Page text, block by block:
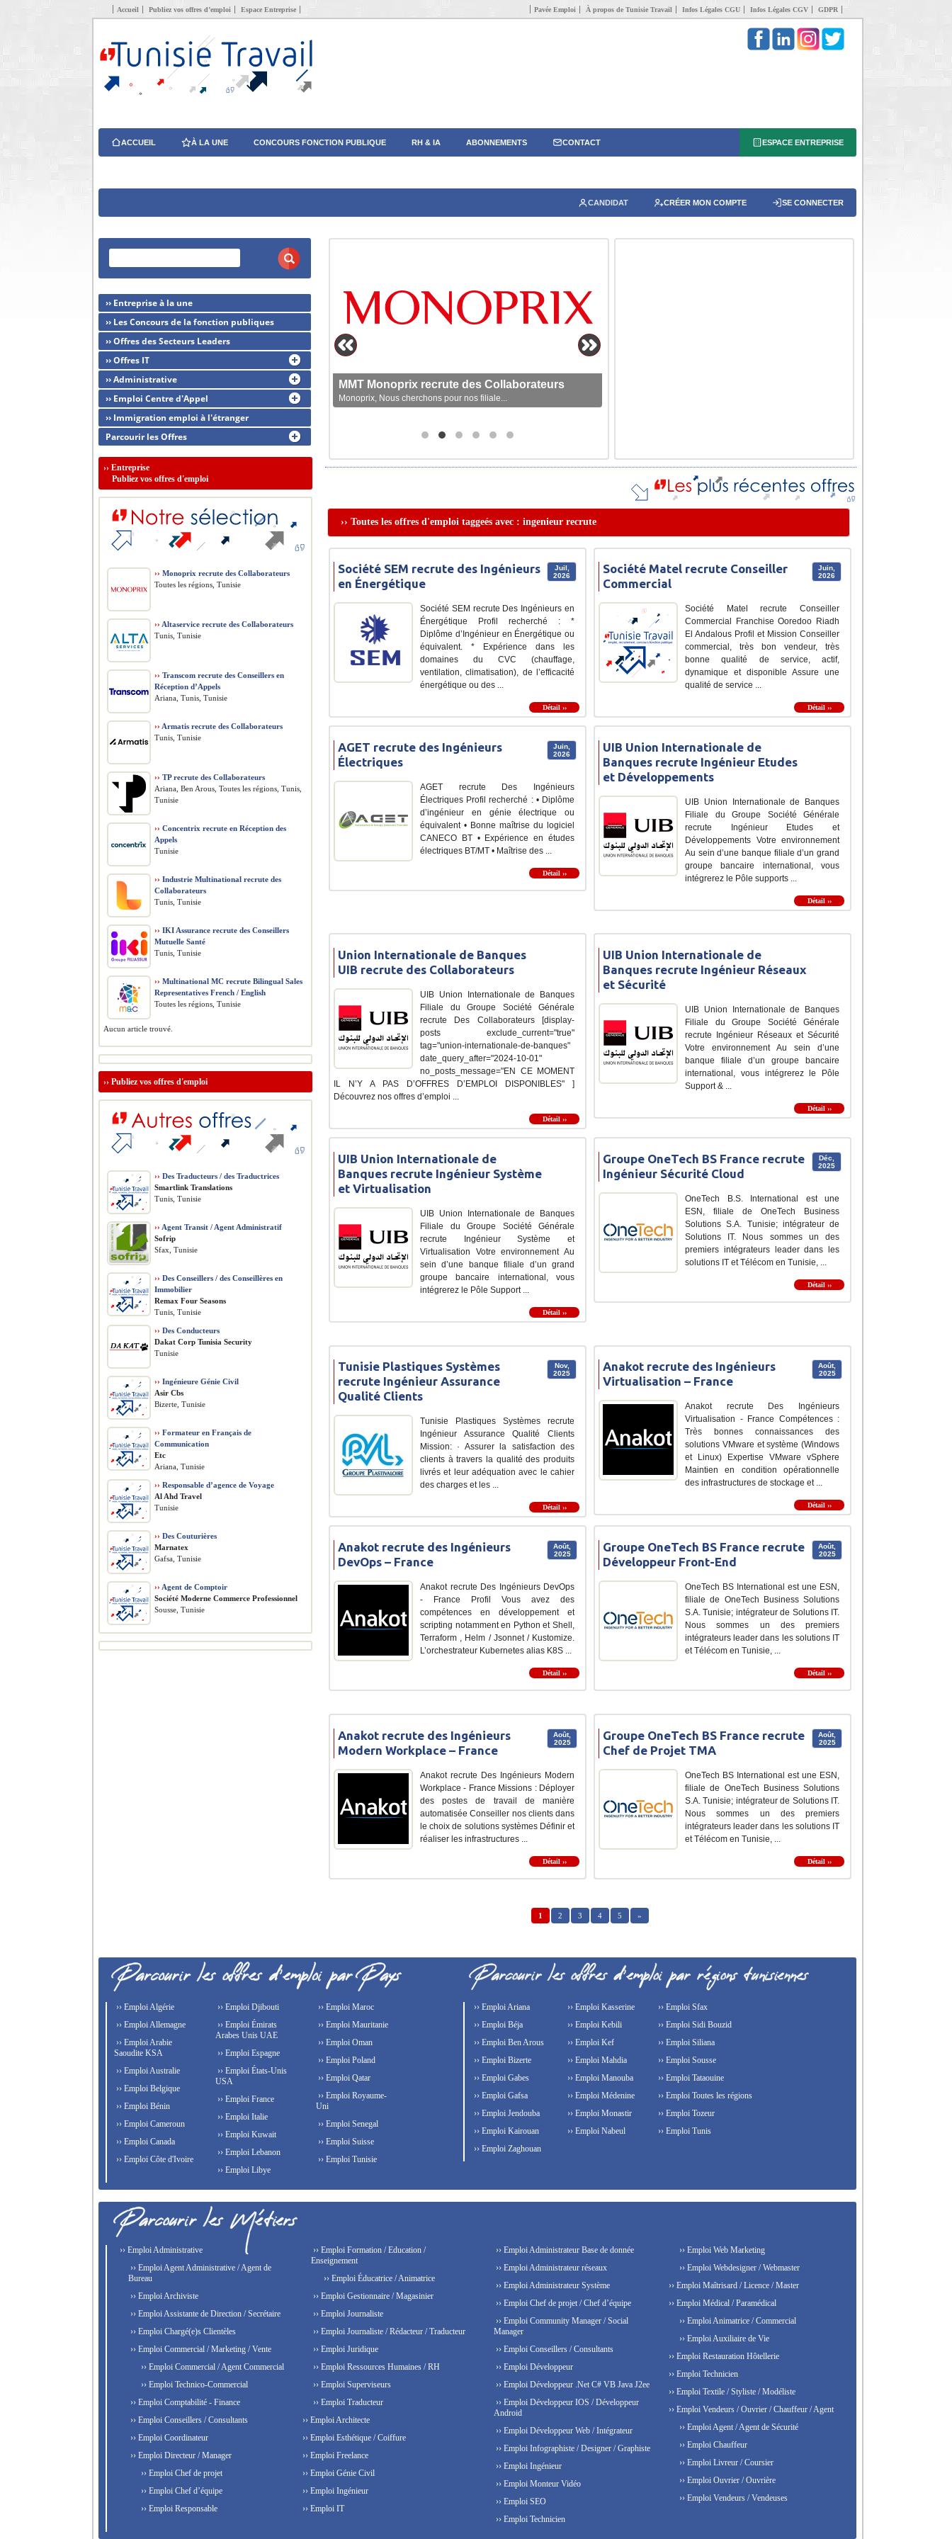
Accueil Publiez vos offres d’emploi Espace Entreprise Pavée Emploi À propos de Tunisie Travail Infos Légales CGU Infos Légales CGV GDPR
ACCUEIL À LA UNE CONCOURS FONCTION PUBLIQUE RH & IA ABONNEMENTS CONTACT ESPACE ENTREPRISE
CANDIDAT CRÉER MON COMPTE SE CONNECTER
MMT Monoprix recrute des Collaborateurs
Monoprix, Nous cherchons pour nos filiale...
›› Toutes les offres d'emploi taggeés avec : ingenieur recrute
Juil,
2026
Société SEM recrute des Ingénieurs
en Énergétique
Société SEM recrute Des Ingénieurs en
Énergétique Profil recherché : *
Diplôme d’Ingénieur en Énergétique ou
équivalent. * Expérience dans les
domaines du CVC (chauffage,
ventilation, climatisation), de l’efficacité
énergétique ou des ...
Détail ››
Juin,
2026
Société Matel recrute Conseiller
Commercial
Société Matel recrute Conseiller
Commercial Franchise Ooredoo Riadh
El Andalous Profil et Mission Conseiller
commercial, très bon vendeur, très
bonne qualité de service, actif,
dynamique et disponible Assure une
qualité de service ...
Détail ››
Juin,
2026
AGET recrute des Ingénieurs
Électriques
AGET recrute Des Ingénieurs
Électriques Profil recherché : • Diplôme
d’ingénieur en génie électrique ou
équivalent • Bonne maîtrise du logiciel
CANECO BT • Expérience en études
électriques BT/MT • Maîtrise des ...
Détail ››
UIB Union Internationale de
Banques recrute Ingénieur Etudes
et Développements
UIB Union Internationale de Banques
Filiale du Groupe Société Générale
recrute Ingénieur Etudes et
Développements Votre environnement
Au sein d’une banque filiale d’un grand
groupe bancaire international, vous
intégrerez le Pôle supports ...
Détail ››
Union Internationale de Banques
UIB recrute des Collaborateurs
UIB Union Internationale de Banques
Filiale du Groupe Société Générale
recrute Des Collaborateurs [display-
posts exclude_current="true"
tag="union-internationale-de-banques"
date_query_after="2024-10-01"
no_posts_message="EN CE MOMENT
IL N’Y A PAS D’OFFRES D’EMPLOI DISPONIBLES" ]
Découvrez nos offres d’emploi ...
Détail ››
UIB Union Internationale de
Banques recrute Ingénieur Réseaux
et Sécurité
UIB Union Internationale de Banques
Filiale du Groupe Société Générale
recrute Ingénieur Réseaux et Sécurité
Votre environnement Au sein d’une
banque filiale d’un groupe bancaire
international, vous intégrerez le Pôle
Support & ...
Détail ››
UIB Union Internationale de
Banques recrute Ingénieur Système
et Virtualisation
UIB Union Internationale de Banques
Filiale du Groupe Société Générale
recrute Ingénieur Système et
Virtualisation Votre environnement Au
sein d’une banque filiale d’un grand
groupe bancaire international, vous
intégrerez le Pôle Support ...
Détail ››
Déc,
2025
Groupe OneTech BS France recrute
Ingénieur Sécurité Cloud
OneTech B.S. International est une
ESN, filiale de OneTech Business
Solutions S.A. Tunisie; intégrateur de
Solutions IT. Nous sommes un des
premiers intégrateurs leader dans les
solutions IT et Télécom en Tunisie, ...
Détail ››
Nov,
2025
Tunisie Plastiques Systèmes
recrute Ingénieur Assurance
Qualité Clients
Tunisie Plastiques Systèmes recrute
Ingénieur Assurance Qualité Clients
Mission: · Assurer la satisfaction des
clients à travers la qualité des produits
livrés et leur adéquation avec le cahier
des charges et les ...
Détail ››
Août,
2025
Anakot recrute des Ingénieurs
Virtualisation – France
Anakot recrute Des Ingénieurs
Virtualisation - France Compétences :
Très bonnes connaissances des
solutions VMware et système (Windows
et Linux) Expertise VMware vSphere
Maintien en condition opérationnelle
des infrastructures de stockage et ...
Détail ››
Août,
2025
Anakot recrute des Ingénieurs
DevOps – France
Anakot recrute Des Ingénieurs DevOps
- France Profil Vous avez des
compétences en développement et
scripting notamment en Python et Shell,
Terraform , Helm / Jsonnet / Kustomize.
L’orchestrateur Kubernetes alias K8S ...
Détail ››
Août,
2025
Groupe OneTech BS France recrute
Développeur Front-End
OneTech BS International est une ESN,
filiale de OneTech Business Solutions
S.A. Tunisie; intégrateur de Solutions IT.
Nous sommes un des premiers
intégrateurs leader dans les solutions IT
et Télécom en Tunisie, ...
Détail ››
Août,
2025
Anakot recrute des Ingénieurs
Modern Workplace – France
Anakot recrute Des Ingénieurs Modern
Workplace - France Missions : Déployer
des postes de travail de manière
automatisée Conseiller nos clients dans
le choix de solutions systèmes Définir et
réaliser les infrastructures ...
Détail ››
Août,
2025
Groupe OneTech BS France recrute
Chef de Projet TMA
OneTech BS International est une ESN,
filiale de OneTech Business Solutions
S.A. Tunisie; intégrateur de Solutions IT.
Nous sommes un des premiers
intégrateurs leader dans les solutions IT
et Télécom en Tunisie, ...
Détail ››
1 2 3 4 5 »
›› Entreprise à la une
›› Les Concours de la fonction publiques
›› Offres des Secteurs Leaders
›› Offres IT
›› Administrative
›› Emploi Centre d'Appel
›› Immigration emploi à l'étranger
Parcourir les Offres
›› Entreprise
Publiez vos offres d'emploi
›› Monoprix recrute des Collaborateurs
Toutes les régions, Tunisie
›› Altaservice recrute des Collaborateurs
Tunis, Tunisie
›› Transcom recrute des Conseillers en
Réception d’Appels
Ariana, Tunis, Tunisie
›› Armatis recrute des Collaborateurs
Tunis, Tunisie
›› TP recrute des Collaborateurs
Ariana, Ben Arous, Toutes les régions, Tunis,
Tunisie
›› Concentrix recrute en Réception des
Appels
Tunisie
›› Industrie Multinational recrute des
Collaborateurs
Tunis, Tunisie
›› IKI Assurance recrute des Conseillers
Mutuelle Santé
Tunis, Tunisie
›› Multinational MC recrute Bilingual Sales
Representatives French / English
Toutes les régions, Tunisie
Aucun article trouvé.
›› Publiez vos offres d'emploi
›› Des Traducteurs / des Traductrices
Smartlink Translations
Tunis, Tunisie
›› Agent Transit / Agent Administratif
Sofrip
Sfax, Tunisie
›› Des Conseillers / des Conseillères en
Immobilier
Remax Four Seasons
Tunis, Tunisie
›› Des Conducteurs
Dakat Corp Tunisia Security
Tunisie
›› Ingénieure Génie Civil
Asir Cbs
Bizerte, Tunisie
›› Formateur en Français de
Communication
Etc
Ariana, Tunisie
›› Responsable d’agence de Voyage
Al Ahd Travel
Tunisie
›› Des Couturières
Marnatex
Gafsa, Tunisie
›› Agent de Comptoir
Société Moderne Commerce Professionnel
Sousse, Tunisie
›› Emploi Algérie
›› Emploi Allemagne
›› Emploi Arabie
Saoudite KSA
›› Emploi Australie
›› Emploi Belgique
›› Emploi Bénin
›› Emploi Cameroun
›› Emploi Canada
›› Emploi Côte d'Ivoire
›› Emploi Djibouti
›› Emploi Émirats
Arabes Unis UAE
›› Emploi Espagne
›› Emploi États-Unis
USA
›› Emploi France
›› Emploi Italie
›› Emploi Kuwait
›› Emploi Lebanon
›› Emploi Libye
›› Emploi Maroc
›› Emploi Mauritanie
›› Emploi Oman
›› Emploi Poland
›› Emploi Qatar
›› Emploi Royaume-
Uni
›› Emploi Senegal
›› Emploi Suisse
›› Emploi Tunisie
›› Emploi Ariana
›› Emploi Béja
›› Emploi Ben Arous
›› Emploi Bizerte
›› Emploi Gabes
›› Emploi Gafsa
›› Emploi Jendouba
›› Emploi Kairouan
›› Emploi Kasserine
›› Emploi Kebili
›› Emploi Kef
›› Emploi Mahdia
›› Emploi Manouba
›› Emploi Médenine
›› Emploi Monastir
›› Emploi Nabeul
›› Emploi Sfax
›› Emploi Sidi Bouzid
›› Emploi Siliana
›› Emploi Sousse
›› Emploi Tataouine
›› Emploi Toutes les régions
›› Emploi Tozeur
›› Emploi Tunis
›› Emploi Zaghouan
›› Emploi Administrative
›› Emploi Agent Administrative / Agent de
Bureau
›› Emploi Archiviste
›› Emploi Assistante de Direction / Secrétaire
›› Emploi Chargé(e)s Clientèles
›› Emploi Commercial / Marketing / Vente
›› Emploi Commercial / Agent Commercial
›› Emploi Technico-Commercial
›› Emploi Comptabilité - Finance
›› Emploi Conseillers / Consultants
›› Emploi Coordinateur
›› Emploi Directeur / Manager
›› Emploi Chef de projet
›› Emploi Chef d’équipe
›› Emploi Responsable
›› Emploi Formation / Education /
Enseignement
›› Emploi Éducatrice / Animatrice
›› Emploi Gestionnaire / Magasinier
›› Emploi Journaliste
›› Emploi Journaliste / Rédacteur / Traducteur
›› Emploi Juridique
›› Emploi Ressources Humaines / RH
›› Emploi Superviseurs
›› Emploi Traducteur
›› Emploi Architecte
›› Emploi Esthétique / Coiffure
›› Emploi Freelance
›› Emploi Génie Civil
›› Emploi Ingénieur
›› Emploi IT
›› Emploi Administrateur Base de donnée
›› Emploi Administrateur réseaux
›› Emploi Administrateur Système
›› Emploi Chef de projet / Chef d’équipe
›› Emploi Community Manager / Social
Manager
›› Emploi Conseillers / Consultants
›› Emploi Développeur
›› Emploi Développeur .Net C# VB Java J2ee
›› Emploi Développeur IOS / Développeur
Android
›› Emploi Développeur Web / Intégrateur
›› Emploi Infographiste / Designer / Graphiste
›› Emploi Ingénieur
›› Emploi Monteur Vidéo
›› Emploi SEO
›› Emploi Technicien
›› Emploi Web Marketing
›› Emploi Webdesigner / Webmaster
›› Emploi Maîtrisard / Licence / Master
›› Emploi Médical / Paramédical
›› Emploi Animatrice / Commercial
›› Emploi Auxiliaire de Vie
›› Emploi Restauration Hôtellerie
›› Emploi Technicien
›› Emploi Textile / Styliste / Modéliste
›› Emploi Vendeurs / Ouvrier / Chauffeur / Agent
›› Emploi Agent / Agent de Sécurité
›› Emploi Chauffeur
›› Emploi Livreur / Coursier
›› Emploi Ouvrier / Ouvrière
›› Emploi Vendeurs / Vendeuses